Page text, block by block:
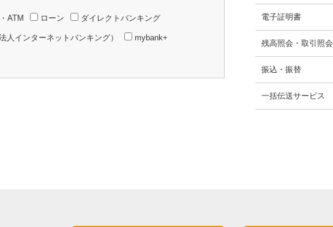
ATM ローン ダイレクトバンキング
人インターネットバンキング） mybank+
電子証明書
残高照会・取引照会
振込・振替
一括伝送サービス